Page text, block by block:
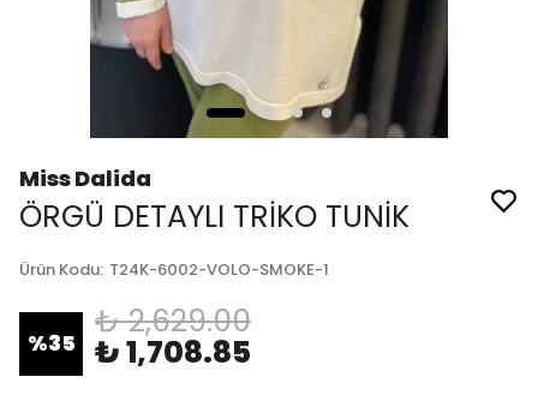
Miss Dalida
ÖRGÜ DETAYLI TRİKO TUNİK
Ürün Kodu: T24K-6002-VOLO-SMOKE-1
%35
₺ 2,629.00
₺ 1,708.85